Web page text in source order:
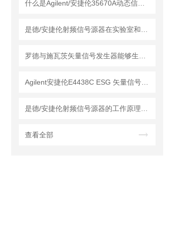
查看全部